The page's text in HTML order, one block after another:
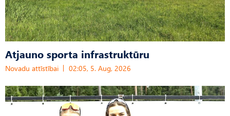
Atjauno sporta infrastruktūru
Novadu attīstībai 02:05, 5. Aug, 2026